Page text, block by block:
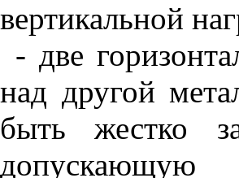
вертикальной
- две
над другой
быть
жестко
допускающую